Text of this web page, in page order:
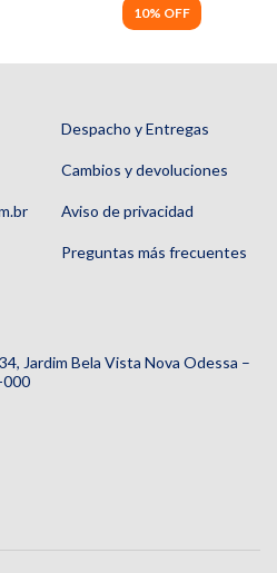
10% OFF
Despacho y Entregas
Cambios y devoluciones
Aviso de privacidad
Preguntas más frecuentes
Jardim Bela Vista Nova Odessa –
000